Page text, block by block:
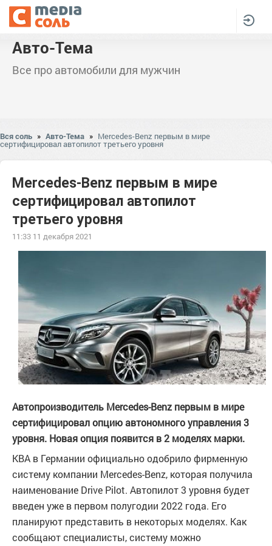
Авто-Тема
Все про автомобили для мужчин
Вся соль » Авто-Тема » Mercedes-Benz первым в мире
сертифицировал автопилот третьего уровня
Mercedes-Benz первым в мире
сертифицировал автопилот
третьего уровня
11:33 11 декабря 2021
Автопроизводитель Mercedes-Benz первым в мире
сертифицировал опцию автономного управления 3
уровня. Новая опция появится в 2 моделях марки.
KBA в Германии официально одобрило фирменную
систему компании Mercedes-Benz, которая получила
наименование Drive Pilot. Автопилот 3 уровня будет
введен уже в первом полугодии 2022 года. Его
планируют представить в некоторых моделях. Как
сообщают специалисты, систему можно